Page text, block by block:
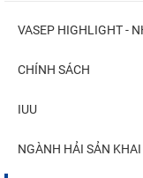
VASEP HIGHLIGHT -
CHÍNH SÁCH
IUU
NGÀNH HẢI SẢN